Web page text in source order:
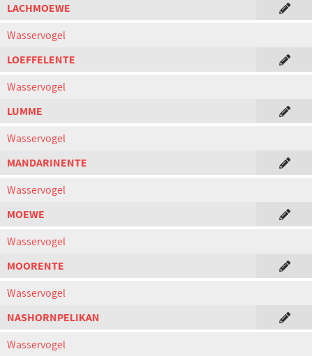
LACHMOEWE
Wasservogel
LOEFFELENTE
Wasservogel
LUMME
Wasservogel
MANDARINENTE
Wasservogel
MOEWE
Wasservogel
MOORENTE
Wasservogel
NASHORNPELIKAN
Wasservogel